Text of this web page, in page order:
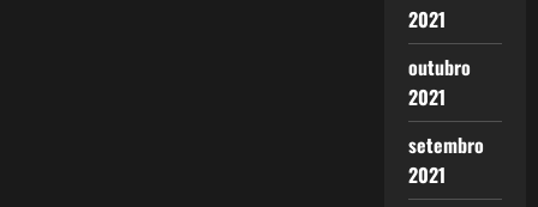
2021
outubro
2021
setembro
2021